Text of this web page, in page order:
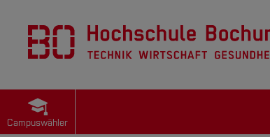
Campuswähler